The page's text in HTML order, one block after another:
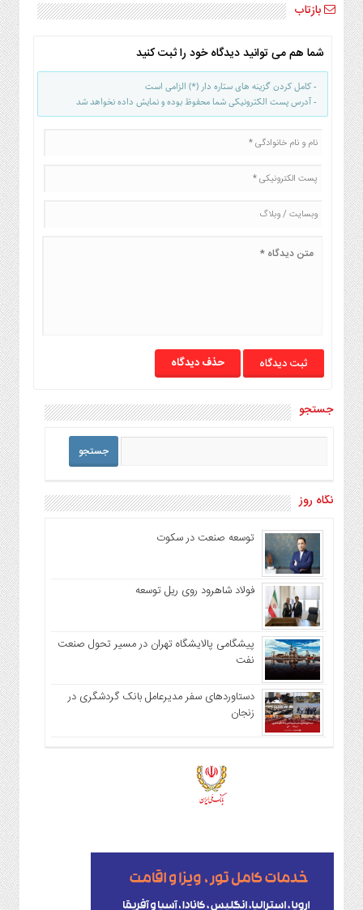
بازتاب
شما هم می توانید دیدگاه خود را ثبت کنید
- کامل کردن گزینه های ستاره دار (*) الزامی است
- آدرس پست الکترونیکی شما محفوظ بوده و نمایش داده نخواهد شد
حذف دیدگاه
جستجو
نگاه روز
توسعه صنعت در سکوت
فولاد شاهرود روی ریل توسعه
پیشگامی پالایشگاه تهران در مسیر تحول صنعت
نفت
دستاوردهای سفر مدیرعامل بانک گردشگری در
زنجان